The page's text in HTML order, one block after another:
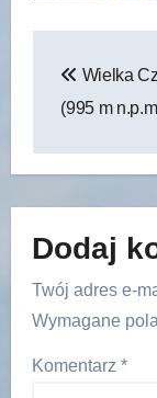
wpisu
Wielka
(995 m
Dodaj
Twój adres e-
Wymagane
Komentarz *